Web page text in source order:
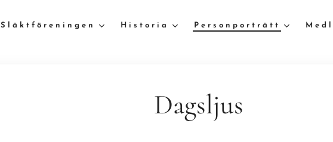
Släktföreningen Historia Personporträtt
Dagsljus